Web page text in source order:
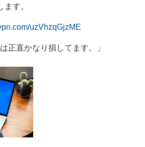
す。
uzVhzqGjzME
正直かなり損してます。」